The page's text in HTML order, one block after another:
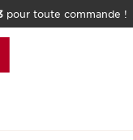
pour toute commande !